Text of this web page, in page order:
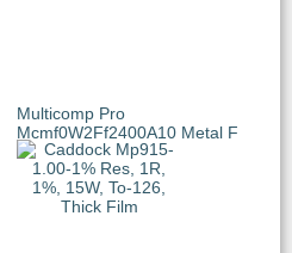
Multicomp Pro
Mcmf0W2Ff2400A10 Metal F